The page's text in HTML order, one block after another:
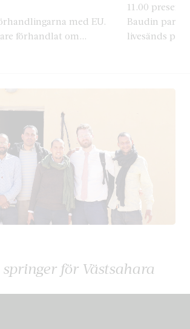
med EU.
förhandlat om...
11.00
Baudin
livesänds på
för Västsahara